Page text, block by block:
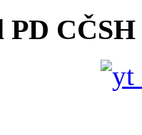
PD CČSH